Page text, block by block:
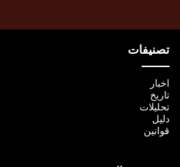
تصنيفات
اخبار
تاريخ
تحليلات
دليل
قوانين